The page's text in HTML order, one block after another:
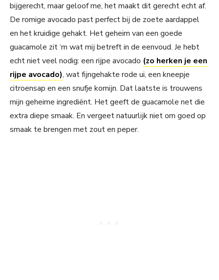
bijgerecht, maar geloof me, het maakt dit gerecht echt af.
De romige avocado past perfect bij de zoete aardappel
en het kruidige gehakt. Het geheim van een goede
guacamole zit ‘m wat mij betreft in de eenvoud. Je hebt
echt niet veel nodig: een rijpe avocado (zo herken je een
rijpe avocado), wat fijngehakte rode ui, een kneepje
citroensap en een snufje komijn. Dat laatste is trouwens
mijn geheime ingrediënt. Het geeft de guacamole net die
extra diepe smaak. En vergeet natuurlijk niet om goed op
smaak te brengen met zout en peper.